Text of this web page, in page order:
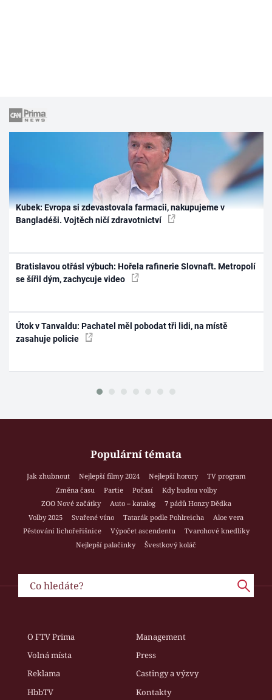
Kubek: Evropa si zdevastovala farmacii, nakupujeme v
Bangladéši. Vojtěch ničí zdravotnictví
Bratislavou otřásl výbuch: Hořela rafinerie Slovnaft. Metropolí
se šířil dým, zachycuje video
Útok v Tanvaldu: Pachatel měl pobodat tři lidi, na místě
zasahuje policie
Populární témata
Jak zhubnout Nejlepší filmy 2024 Nejlepší horory
TV program
Změna času
Partie Počasí
Kdy budou volby
ZOO Nové začátky
Auto – katalog
7 pádů Honzy Dědka
Volby 2025
Svařené víno Tatarák podle Pohlreicha
Aloe vera
Pěstování lichořeřišnice
Výpočet ascendentu
Tvarohové knedlíky
Nejlepší palačinky
Švestkový koláč
O FTV Prima
Management
Volná místa
Press
Reklama
Castingy a výzvy
HbbTV
Kontakty